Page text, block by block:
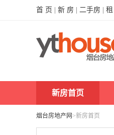
首 页 新 房 二手房 租
新房首页
烟台房地产网 >新房首页